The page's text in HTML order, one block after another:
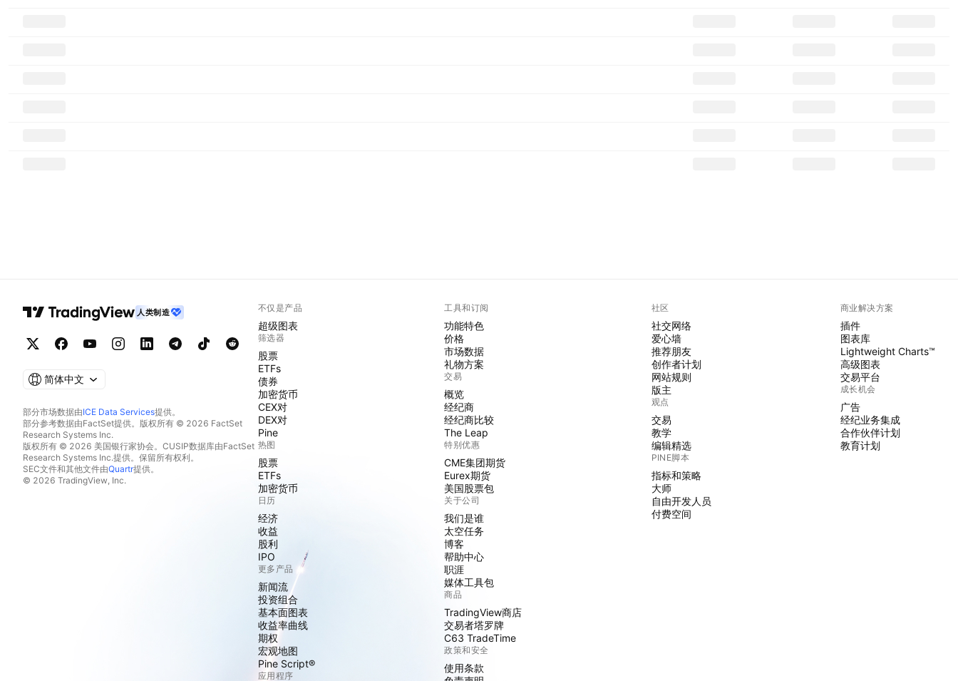
人类制造
简体中文
部分市场数据由ICE Data Services提供。
部分参考数据由FactSet提供。版权所有 © 2026 FactSet
Research Systems Inc.
版权所有 © 2026 美国银行家协会。CUSIP数据库由FactSet
Research Systems Inc.提供。保留所有权利。
SEC文件和其他文件由Quartr提供。
© 2026 TradingView, Inc.
不仅是产品
超级图表
筛选器
股票
ETFs
债券
加密货币
CEX对
DEX对
Pine
热图
股票
ETFs
加密货币
日历
经济
收益
股利
IPO
更多产品
新闻流
投资组合
基本面图表
收益率曲线
期权
宏观地图
Pine Script®
应用程序
工具和订阅
功能特色
价格
市场数据
礼物方案
交易
概览
经纪商
经纪商比较
The Leap
特别优惠
CME集团期货
Eurex期货
美国股票包
关于公司
我们是谁
太空任务
博客
帮助中心
职涯
媒体工具包
商品
TradingView商店
交易者塔罗牌
C63 TradeTime
政策和安全
使用条款
社区
社交网络
爱心墙
推荐朋友
创作者计划
网站规则
版主
观点
交易
教学
编辑精选
PINE脚本
指标和策略
大师
自由开发人员
付费空间
商业解决方案
插件
图表库
Lightweight Charts™
高级图表
交易平台
成长机会
广告
经纪业务集成
合作伙伴计划
教育计划